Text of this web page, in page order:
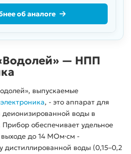
об аналоге
— НПП
выпускаемые
, - это аппарат для
деионизированной воды в
обеспечивает удельное
до 14 МОм·см -
дистиллированной воды (0,15–0,2